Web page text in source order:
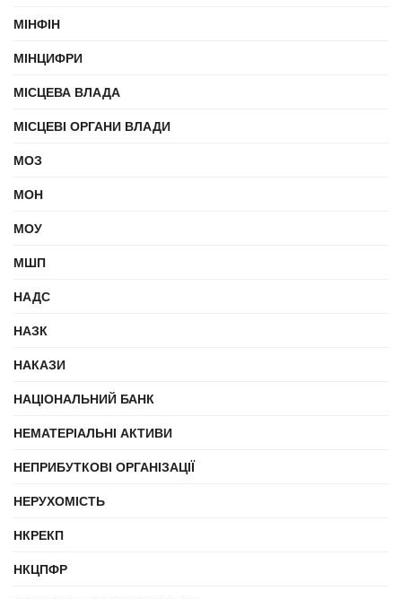
МІНФІН
МІНЦИФРИ
МІСЦЕВА ВЛАДА
МІСЦЕВІ ОРГАНИ ВЛАДИ
МОЗ
МОН
МОУ
МШП
НАДС
НАЗК
НАКАЗИ
НАЦІОНАЛЬНИЙ БАНК
НЕМАТЕРІАЛЬНІ АКТИВИ
НЕПРИБУТКОВІ ОРГАНІЗАЦІЇ
НЕРУХОМІСТЬ
НКРЕКП
НКЦПФР